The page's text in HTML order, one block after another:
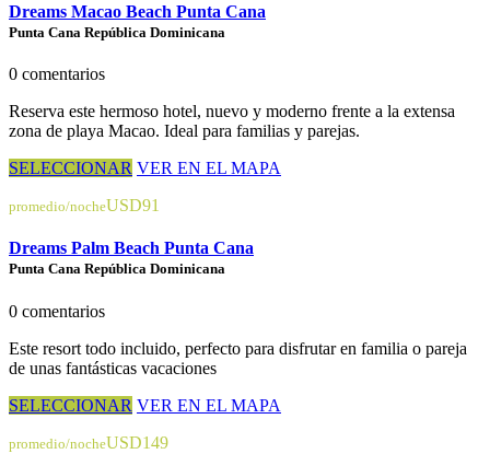
Dreams Macao Beach Punta Cana
Punta Cana República Dominicana
0 comentarios
Reserva este hermoso hotel, nuevo y moderno frente a la extensa
zona de playa Macao. Ideal para familias y parejas.
SELECCIONAR VER EN EL MAPA
promedio/nocheUSD91
Dreams Palm Beach Punta Cana
Punta Cana República Dominicana
0 comentarios
Este resort todo incluido, perfecto para disfrutar en familia o pareja
de unas fantásticas vacaciones
SELECCIONAR VER EN EL MAPA
promedio/nocheUSD149